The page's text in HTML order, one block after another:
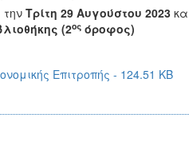
την Τρίτη 29 Αυγούστου 2023
(2οςόροφος)
Επιτροπής - 124.51 KB